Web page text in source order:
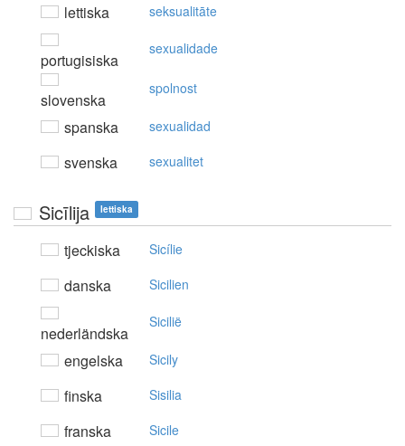
lettiska seksualitāte
portugisiska
sexualidade
slovenska
spolnost
spanska sexualidad
svenska sexualitet
Sicīlija lettiska
tjeckiska Sicílie
danska Sicilien
nederländska
Sicilië
engelska Sicily
finska Sisilia
franska Sicile